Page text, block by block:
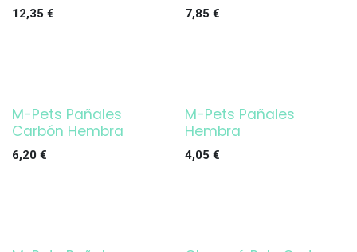
12,35 € 7,85 €
M-Pets Pañales
Carbón Hembra
6,20 €
M-Pets Pañales
Hembra
4,05 €